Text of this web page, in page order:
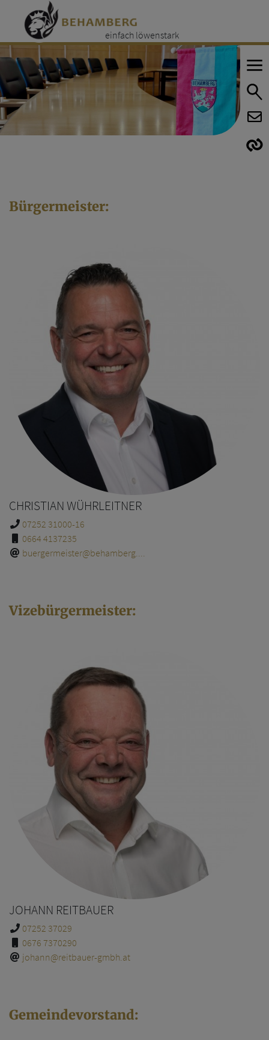
einfach löwenstark
Bürgermeister:
CHRISTIAN WÜHRLEITNER
07252 31000-16
0664 4137235
buergermeister@behamberg....
Vizebürgermeister:
JOHANN REITBAUER
07252 37029
0676 7370290
johann@reitbauer-gmbh.at
Gemeindevorstand: